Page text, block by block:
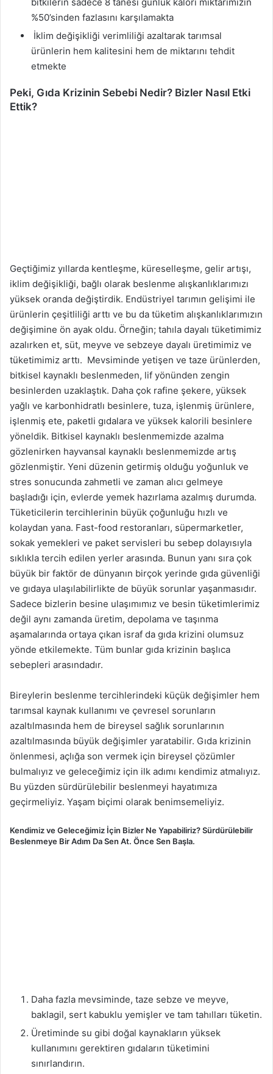
%50’sinden fazlasını karşılamakta
İklim değişikliği verimliliği azaltarak tarımsal
ürünlerin hem kalitesini hem de miktarını tehdit
etmekte
Peki, Gıda Krizinin Sebebi Nedir? Bizler Nasıl Etki
Ettik?
Geçtiğimiz yıllarda kentleşme, küreselleşme, gelir artışı,
iklim değişikliği, bağlı olarak beslenme alışkanlıklarımızı
yüksek oranda değiştirdik. Endüstriyel tarımın gelişimi ile
ürünlerin çeşitliliği arttı ve bu da tüketim alışkanlıklarımızın
değişimine ön ayak oldu. Örneğin; tahıla dayalı tüketimimiz
azalırken et, süt, meyve ve sebzeye dayalı üretimimiz ve
tüketimimiz arttı. Mevsiminde yetişen ve taze ürünlerden,
bitkisel kaynaklı beslenmeden, lif yönünden zengin
besinlerden uzaklaştık. Daha çok rafine şekere, yüksek
yağlı ve karbonhidratlı besinlere, tuza, işlenmiş ürünlere,
işlenmiş ete, paketli gıdalara ve yüksek kalorili besinlere
yöneldik. Bitkisel kaynaklı beslenmemizde azalma
gözlenirken hayvansal kaynaklı beslenmemizde artış
gözlenmiştir. Yeni düzenin getirmiş olduğu yoğunluk ve
stres sonucunda zahmetli ve zaman alıcı gelmeye
başladığı için, evlerde yemek hazırlama azalmış durumda.
Tüketicilerin tercihlerinin büyük çoğunluğu hızlı ve
kolaydan yana. Fast-food restoranları, süpermarketler,
sokak yemekleri ve paket servisleri bu sebep dolayısıyla
sıklıkla tercih edilen yerler arasında. Bunun yanı sıra çok
büyük bir faktör de dünyanın birçok yerinde gıda güvenliği
ve gıdaya ulaşılabilirlikte de büyük sorunlar yaşanmasıdır.
Sadece bizlerin besine ulaşımımız ve besin tüketimlerimiz
değil aynı zamanda üretim, depolama ve taşınma
aşamalarında ortaya çıkan israf da gıda krizini olumsuz
yönde etkilemekte. Tüm bunlar gıda krizinin başlıca
sebepleri arasındadır.
Bireylerin beslenme tercihlerindeki küçük değişimler hem
tarımsal kaynak kullanımı ve çevresel sorunların
azaltılmasında hem de bireysel sağlık sorunlarının
azaltılmasında büyük değişimler yaratabilir. Gıda krizinin
önlenmesi, açlığa son vermek için bireysel çözümler
bulmalıyız ve geleceğimiz için ilk adımı kendimiz atmalıyız.
Bu yüzden sürdürülebilir beslenmeyi hayatımıza
geçirmeliyiz. Yaşam biçimi olarak benimsemeliyiz.
Kendimiz ve Geleceğimiz İçin Bizler Ne Yapabiliriz? Sürdürülebilir
Beslenmeye Bir Adım Da Sen At. Önce Sen Başla.
Daha fazla mevsiminde, taze sebze ve meyve,
baklagil, sert kabuklu yemişler ve tam tahılları tüketin.
Üretiminde su gibi doğal kaynakların yüksek
kullanımını gerektiren gıdaların tüketimini
sınırlandırın.